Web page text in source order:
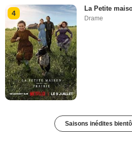
4
La Petite
Drame
Saisons inédites